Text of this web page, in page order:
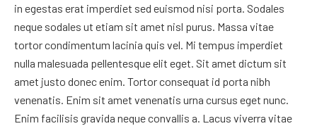
in egestas erat imperdiet sed euismod nisi porta. Sodales
neque sodales ut etiam sit amet nisl purus. Massa vitae
tortor condimentum lacinia quis vel. Mi tempus imperdiet
nulla malesuada pellentesque elit eget. Sit amet dictum sit
amet justo donec enim. Tortor consequat id porta nibh
venenatis. Enim sit amet venenatis urna cursus eget nunc.
Enim facilisis gravida neque convallis a. Lacus viverra vitae